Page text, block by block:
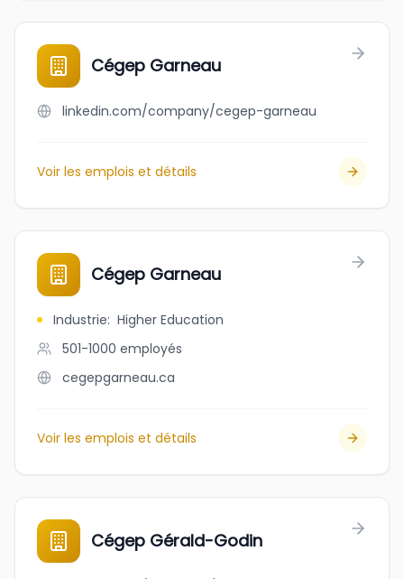
Cégep Garneau
linkedin.com/company/cegep-garneau
Voir les emplois et détails
Cégep Garneau
Industrie: Higher Education
501-1000 employés
cegepgarneau.ca
Voir les emplois et détails
Cégep Gérald-Godin